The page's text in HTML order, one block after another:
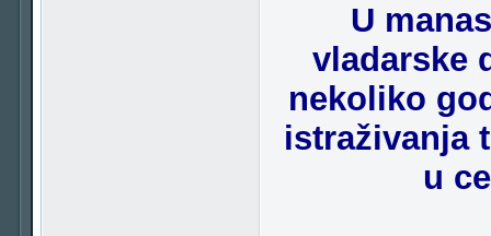
U
vladarske
nekoliko
istraživanja
u